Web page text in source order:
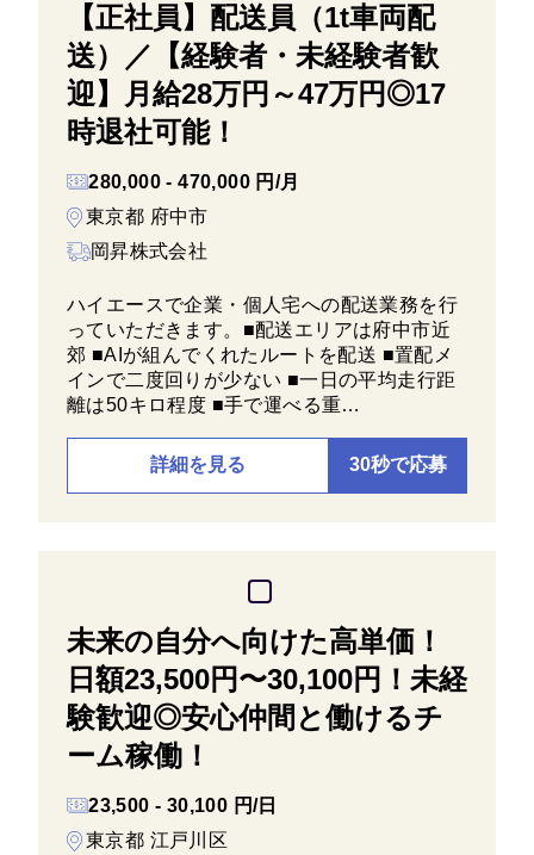
【正社員】配送員（1t車両配
送）／【経験者・未経験者歓
迎】月給28万円～47万円◎17
時退社可能！
280,000 - 470,000 円/月
東京都 府中市
岡昇株式会社
ハイエースで企業・個人宅への配送業務を行
っていただきます。■配送エリアは府中市近
郊 ■AIが組んでくれたルートを配送 ■置配メ
インで二度回りが少ない ■一日の平均走行距
離は50キロ程度 ■手で運べる重…
詳細を見る 30秒で応募
未来の自分へ向けた高単価！
日額23,500円〜30,100円！未経
験歓迎◎安心仲間と働けるチ
ーム稼働！
23,500 - 30,100 円/日
東京都 江戸川区